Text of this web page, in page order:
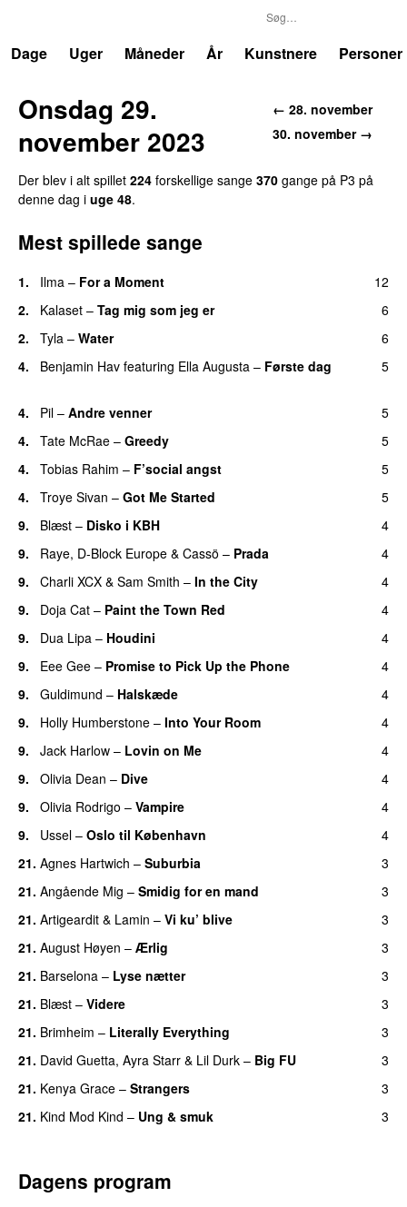
Dage
Uger Måneder År Kunstnere Personer
← 28. november
30. november →
Onsdag 29.
november 2023
Der blev i alt spillet 224 forskellige sange 370 gange på P3 på
denne dag i uge 48.
Mest spillede sange
1. Ilma – For a Moment
12
2.
Kalaset – Tag mig som jeg er
6
2.
Tyla – Water
6
4.
Benjamin Hav featuring Ella Augusta – Første dag 5
4. Pil – Andre venner
5
4.
Tate McRae – Greedy
5
4.
Tobias Rahim – F’social angst
5
4.
Troye Sivan – Got Me Started
5
9.
Blæst – Disko i KBH
4
9.
Raye, D-Block Europe & Cassö – Prada
4
9.
Charli XCX & Sam Smith – In the City
4
9.
Doja Cat – Paint the Town Red
4
9.
Dua Lipa – Houdini
4
9.
Eee Gee – Promise to Pick Up the Phone
4
9.
Guldimund – Halskæde
4
9.
Holly Humberstone – Into Your Room
4
9.
Jack Harlow – Lovin on Me
4
9.
Olivia Dean – Dive
4
9.
Olivia Rodrigo – Vampire
4
9.
Ussel – Oslo til København
4
21. Agnes Hartwich – Suburbia
3
21. Angående Mig – Smidig for en mand
3
21. Artigeardit & Lamin – Vi ku’ blive
3
21. August Høyen – Ærlig
3
21. Barselona – Lyse nætter
3
21. Blæst – Videre
3
21. Brimheim – Literally Everything
3
21. David Guetta, Ayra Starr & Lil Durk – Big FU
3
21. Kenya Grace – Strangers
3
21. Kind Mod Kind – Ung & smuk 3
Dagens program